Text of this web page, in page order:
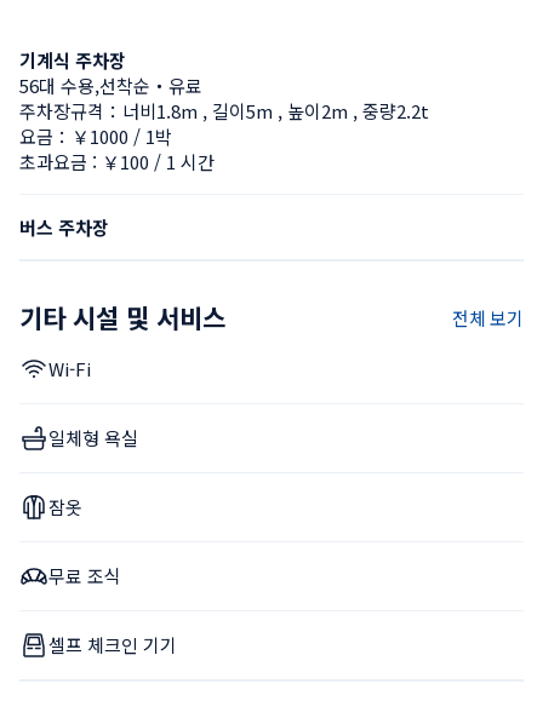
기계식 주차장
56대 수용,선착순・유료
주차장규격：너비1.8m , 길이5m , 높이2m , 중량2.2t
요금：￥1000 / 1박
초과요금 : ￥100 / 1 시간
버스 주차장
기타 시설 및 서비스 전체 보기
Wi-Fi
일체형 욕실
잠옷
무료 조식
셀프 체크인 기기